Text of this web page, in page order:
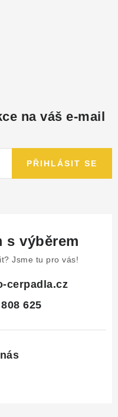
na váš e-mail
PŘIHLÁSIT SE
s výběrem
Jsme tu pro vás!
cerpadla.cz
625